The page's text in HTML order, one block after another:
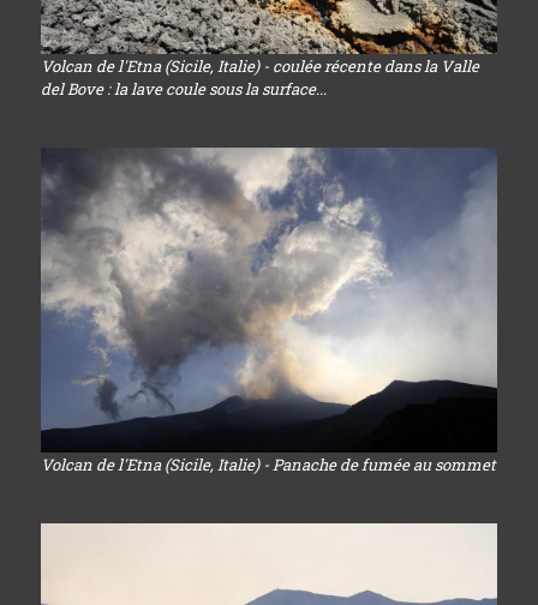
Volcan de l'Etna (Sicile, Italie) - coulée récente dans la Valle
del Bove : la lave coule sous la surface...
Volcan de l'Etna (Sicile, Italie) - Panache de fumée au sommet